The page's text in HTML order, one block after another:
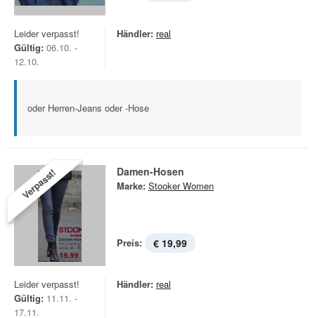
Leider verpasst!
Gültig: 06.10. -
12.10.
Händler: real
oder Herren-Jeans oder -Hose
Verpasst! Damen-Hosen
Marke: Stooker Women
Preis: € 19,99
Leider verpasst!
Gültig: 11.11. -
17.11.
Händler: real